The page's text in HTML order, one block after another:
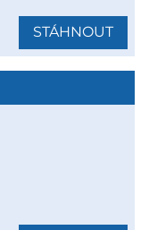
STÁHNOUT